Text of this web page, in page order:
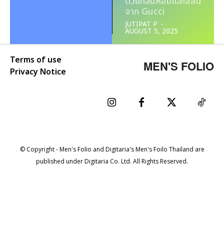
จาก Gucci
JUTIPAT P -
AUGUST 5, 2025
Terms of use
Privacy Notice
MEN'S FOLIO
© Copyright - Men's Folio and Digitaria's Men's Foilo Thailand are
published under Digitaria Co. Ltd. All Rights Reserved.